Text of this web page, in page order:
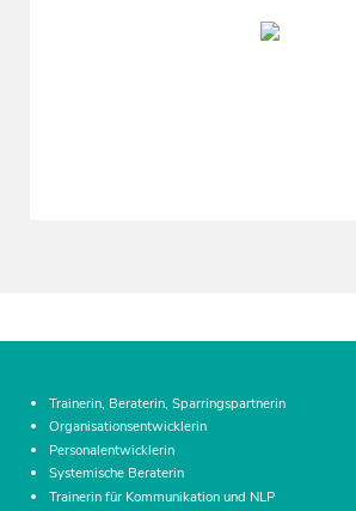
Trainerin, Beraterin, Sparringspartnerin
Organisationsentwicklerin
Personalentwicklerin
Systemische Beraterin
Trainerin für Kommunikation und NLP